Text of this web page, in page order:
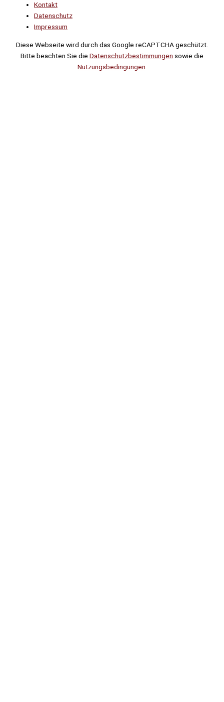
Kontakt
Datenschutz
Impressum
Diese Webseite wird durch das Google reCAPTCHA geschützt.
Bitte beachten Sie die Datenschutzbestimmungen sowie die
Nutzungsbedingungen